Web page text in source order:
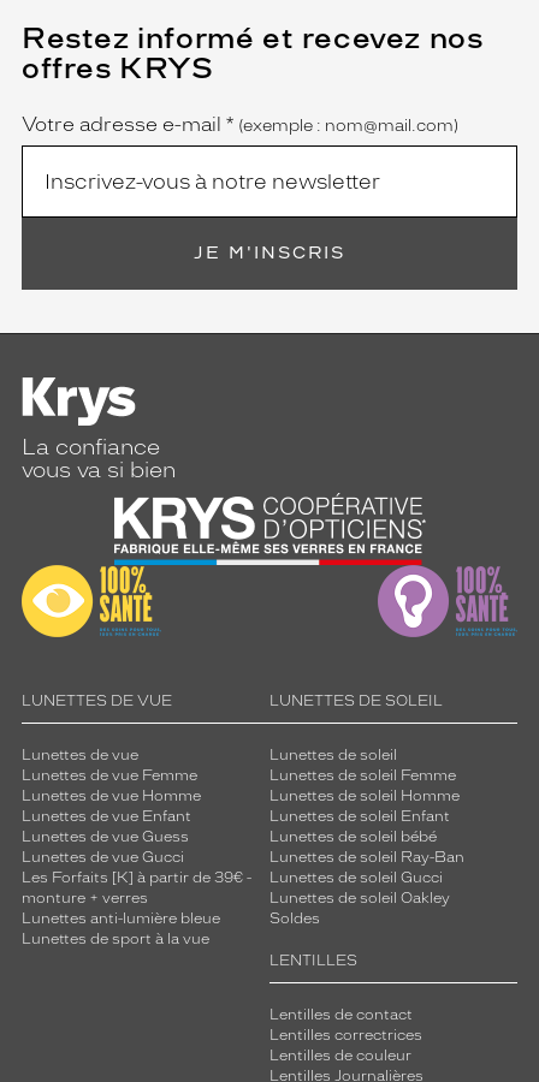
Restez informé et recevez nos
offres KRYS
Name
Votre adresse e-mail *
(Ce
champ
est
obligatoire)
(exemple : nom@mail.com)
JE M'INSCRIS
La confiance
vous va si bien
LUNETTES DE VUE
Lunettes de vue
Lunettes de vue Femme
Lunettes de vue Homme
Lunettes de vue Enfant
Lunettes de vue Guess
Lunettes de vue Gucci
Les Forfaits [K] à partir de 39€ -
monture + verres
Lunettes anti-lumière bleue
Lunettes de sport à la vue
LUNETTES DE SOLEIL
Lunettes de soleil
Lunettes de soleil Femme
Lunettes de soleil Homme
Lunettes de soleil Enfant
Lunettes de soleil bébé
Lunettes de soleil Ray-Ban
Lunettes de soleil Gucci
Lunettes de soleil Oakley
Soldes
LENTILLES
Lentilles de contact
Lentilles correctrices
Lentilles de couleur
Lentilles Journalières